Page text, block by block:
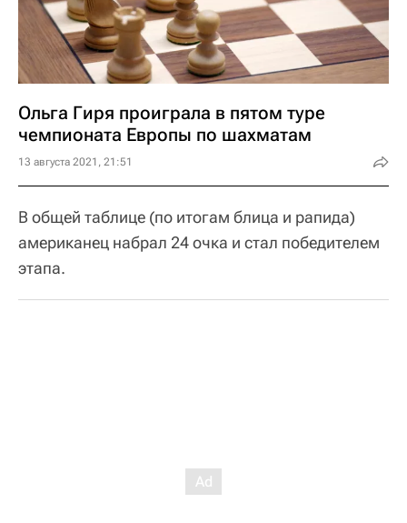
Ольга Гиря проиграла в пятом туре
чемпионата Европы по шахматам
13 августа 2021, 21:51
В общей таблице (по итогам блица и рапида)
американец набрал 24 очка и стал победителем
этапа.